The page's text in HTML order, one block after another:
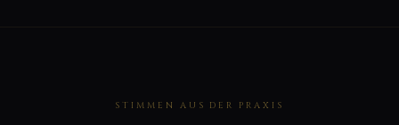
STIMMEN AUS DER PRAXIS